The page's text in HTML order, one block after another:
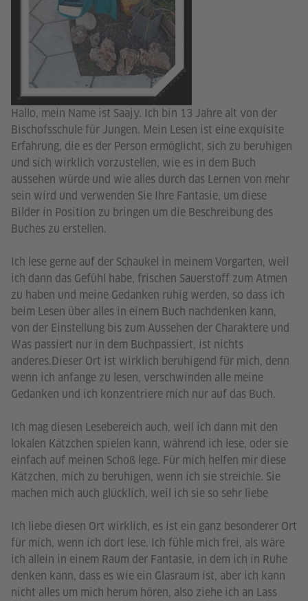
Hallo, mein Name ist Saajy. Ich bin 13 Jahre alt von der
Bischofsschule für Jungen. Mein Lesen ist eine exquisite
Erfahrung, die es der Person ermöglicht, sich zu beruhigen
und sich wirklich vorzustellen, wie es in dem Buch
aussehen würde und wie alles durch das Lernen von mehr
sein wird und verwenden Sie Ihre Fantasie, um diese
Bilder in Position zu bringen um die Beschreibung des
Buches zu erstellen.
Ich lese gerne auf der Schaukel in meinem Vorgarten, weil
ich dann das Gefühl habe, frischen Sauerstoff zum Atmen
zu haben und meine Gedanken ruhig werden, so dass ich
beim Lesen über alles in einem Buch nachdenken kann,
von der Einstellung bis zum Aussehen der Charaktere und
Was passiert nur in dem Buchpassiert, ist nichts
anderes.Dieser Ort ist wirklich beruhigend für mich, denn
wenn ich anfange zu lesen, verschwinden alle meine
Gedanken und ich konzentriere mich nur auf das Buch.
Ich mag diesen Lesebereich auch, weil ich dann mit den
lokalen Kätzchen spielen kann, während ich lese, oder sie
einfach auf meinen Schoß lege. Für mich helfen mir diese
Kätzchen, mich zu beruhigen, wenn ich sie streichle. Sie
machen mich auch glücklich, weil ich sie so sehr liebe
Ich liebe diesen Ort wirklich, es ist ein ganz besonderer Ort
für mich, wenn ich dort lese. Ich fühle mich frei, als wäre
ich allein in einem Raum der Fantasie, in dem ich in Ruhe
denken kann, dass es wie ein Glasraum ist, aber ich kann
nicht alles um mich herum hören, also ziehe ich an Lass